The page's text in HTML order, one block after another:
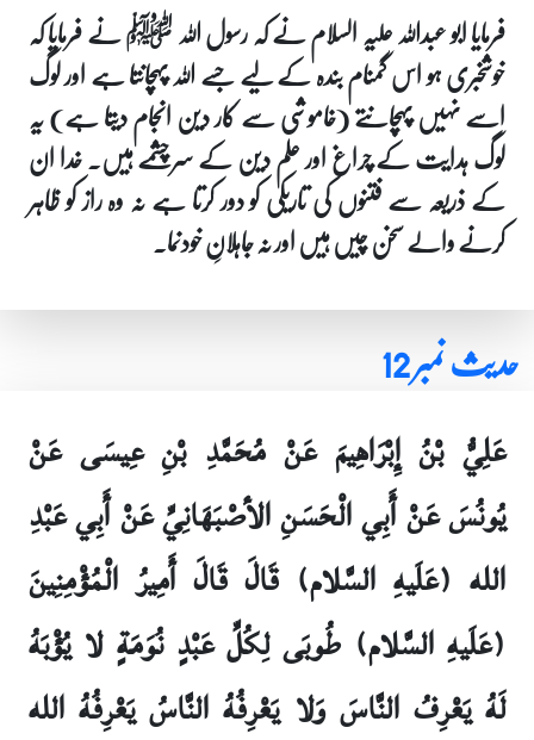
فرمایا ابو عبداللہ علیہ السلام نے کہ رسول اللہ ﷺ نے فرمایا کہ
خوشخبری ہو اس گمنام بندہ کے لیے جسے اللہ پہچانتا ہے اور لوگ
اسے نہیں پہچانتے (خاموشی سے کار دین انجام دیتا ہے) یہ
لوگ ہدایت کے چراغ اور علم دین کے سرچشمے ہیں۔ خدا ان
کے ذریعہ سے فتنوں کی تاریکی کو دور کرتا ہے نہ وہ راز کو ظاہر
کرنے والے سخن چیں ہیں اور نہ جاہلانِ خودنما۔
حدیث نمبر 12
عَلِيُّ بْنُ إِبْرَاهِيمَ عَنْ مُحَمَّدِ بْنِ عِيسَى عَنْ
يُونُسَ عَنْ أَبِي الْحَسَنِ الأصْبَهَانِيِّ عَنْ أَبِي عَبْدِ
الله (عَلَيهِ السَّلام) قَالَ قَالَ أَمِيرُ الْمُؤْمِنِينَ
(عَلَيهِ السَّلام) طُوبَى لِكُلِّ عَبْدٍ نُوَمَةٍ لا يُؤْبَهُ
لَهُ يَعْرِفُ النَّاسَ وَلا يَعْرِفُهُ النَّاسُ يَعْرِفُهُ الله